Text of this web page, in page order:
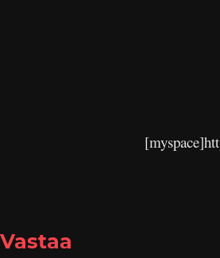
Vastaa